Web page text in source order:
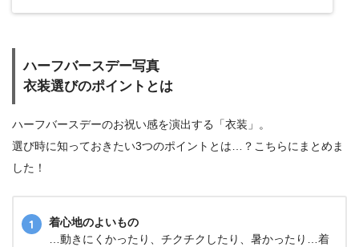
ハーフバースデー写真
衣装選びのポイントとは
ハーフバースデーのお祝い感を演出する「衣装」。
選び時に知っておきたい3つのポイントとは…？こちらにまとめま
した！
着心地のよいもの
…動きにくかったり、チクチクしたり、暑かったり…着